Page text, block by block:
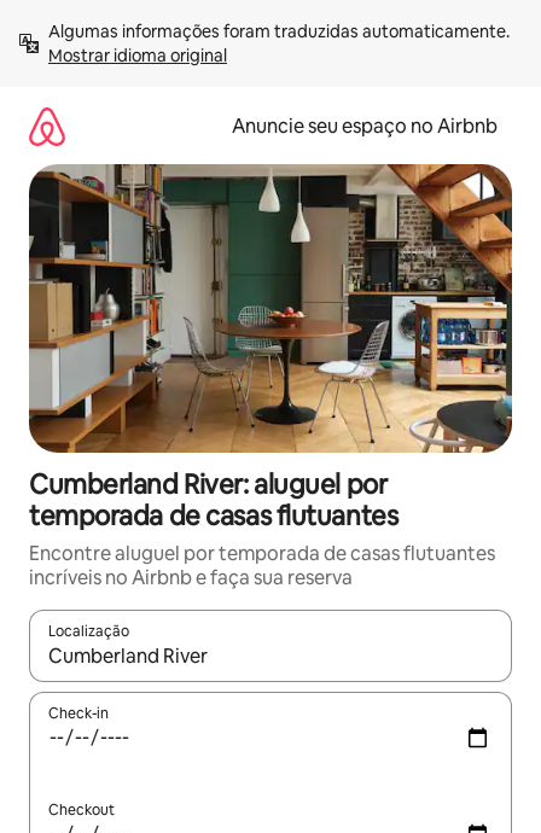
para
Mostrar idioma original
Anuncie seu espaço no Airbnb
Cumberland River: aluguel por
temporada de casas flutuantes
Encontre aluguel por temporada de casas flutuantes
incríveis no Airbnb e faça sua reserva
Localização
Quando os resultados estiverem disponíveis, explore-os
Check-in
Checkout